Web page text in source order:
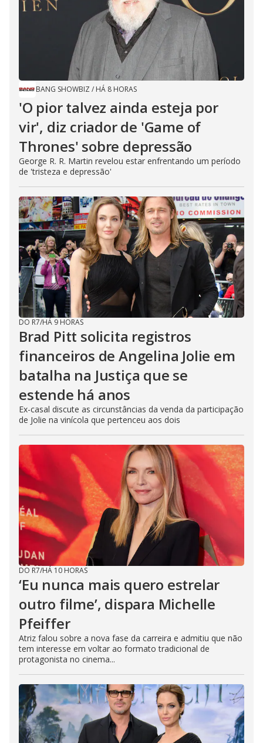
BANG SHOWBIZ / HÁ 8 HORAS
'O pior talvez ainda esteja por
vir', diz criador de 'Game of
Thrones' sobre depressão
George R. R. Martin revelou estar enfrentando um período
de 'tristeza e depressão'
DO R7/HÁ 9 HORAS
Brad Pitt solicita registros
financeiros de Angelina Jolie em
batalha na Justiça que se
estende há anos
Ex-casal discute as circunstâncias da venda da participação
de Jolie na vinícola que pertenceu aos dois
DO R7/HÁ 10 HORAS
‘Eu nunca mais quero estrelar
outro filme’, dispara Michelle
Pfeiffer
Atriz falou sobre a nova fase da carreira e admitiu que não
tem interesse em voltar ao formato tradicional de
protagonista no cinema...